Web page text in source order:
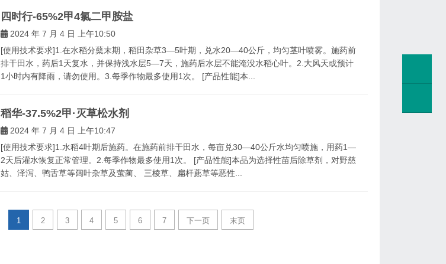
四时行-65%2甲4氯二甲胺盐
2024 年 7 月 4 日 上午10:50
[使用技术要求]1.在水稻分蘖末期，稻田杂草3—5叶期，兑水20—40公斤，均匀茎叶喷雾。施药前
排干田水，药后1天复水，并保持浅水层5—7天，施药后水层不能淹没水稻心叶。2.大风天或预计
1小时内有降雨，请勿使用。3.每季作物最多使用1次。 [产品性能]本...
稻华-37.5%2甲·灭草松水剂
2024 年 7 月 4 日 上午10:47
[使用技术要求]1.水稻4叶期后施药。在施药前排干田水，每亩兑30—40公斤水均匀喷施，用药1—
2天后灌水恢复正常管理。2.每季作物最多使用1次。 [产品性能]本品为选择性苗后除草剂，对野慈
姑、泽泻、鸭舌草等阔叶杂草及萤蔺、 三棱草、扁杆藨草等恶性...
1 2 3 4 5 6 7 下一页 末页